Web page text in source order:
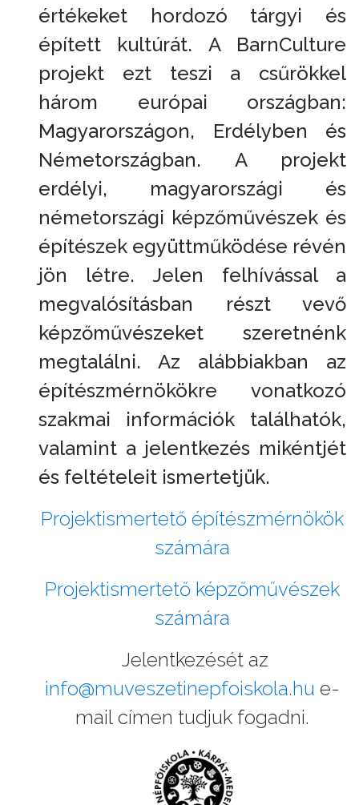
értékeket hordozó tárgyi és
épített kultúrát. A BarnCulture
projekt ezt teszi a csűrökkel
három európai országban:
Magyarországon, Erdélyben és
Németországban. A projekt
erdélyi, magyarországi és
németországi képzőművészek és
építészek együttműködése révén
jön létre. Jelen felhívással a
megvalósításban részt vevő
képzőművészeket szeretnénk
megtalálni. Az alábbiakban az
építészmérnökökre vonatkozó
szakmai információk találhatók,
valamint a jelentkezés mikéntjét
és feltételeit ismertetjük.
Projektismertető építészmérnökök
számára
Projektismertető képzőművészek
számára
Jelentkezését az
info@muveszetinepfoiskola.hu e-
mail címen tudjuk fogadni.